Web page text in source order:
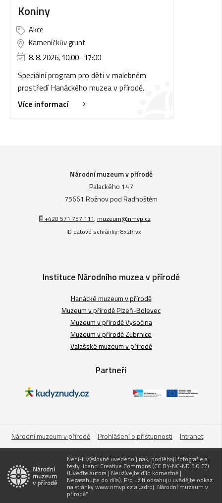
Koniny
Akce
Kameníčkův grunt
8. 8. 2026, 10:00–17:00
Speciální program pro děti v malebném
prostředí Hanáckého muzea v přírodě.
Více informací
Národní muzeum v přírodě
Palackého 147
75661 Rožnov pod Radhoštěm
+420 571 757 111, muzeum@nmvp.cz
ID datové schránky: 8xzf4vx
Instituce Národního muzea v přírodě
Hanácké muzeum v přírodě
Muzeum v přírodě Plzeň-Bolevec
Muzeum v přírodě Vysočina
Muzeum v přírodě Zubrnice
Valašské muzeum v přírodě
Partneři
Národní muzeum v přírodě Prohlášení o přístupnosti Intranet
Není-li výslovně uvedeno jinak, podléhají fotografie a
texty licenci Creative Commons (CC BY-NC-ND 3.0 CZ)
(Uveďte autora | Neužívejte dílo komerčně |
Nezasahujte do díla). Pro užití obsahuju uvádějte odkaz
na stránky www.nmvp.cz a „zdroj: Národní muzeum v
přírodě“